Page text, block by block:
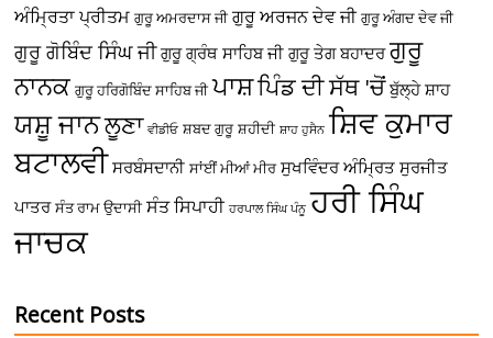
ਅੰਮ੍ਰਿਤਾ ਪ੍ਰੀਤਮ ਗੁਰੂ ਅਮਰਦਾਸ ਜੀ ਗੁਰੂ ਅਰਜਨ ਦੇਵ ਜੀ ਗੁਰੂ ਅੰਗਦ ਦੇਵ ਜੀ
ਗੁਰੂ ਗੋਬਿੰਦ ਸਿੰਘ ਜੀ ਗੁਰੂ ਗ੍ਰੰਥ ਸਾਹਿਬ ਜੀ ਗੁਰੂ ਤੇਗ ਬਹਾਦਰ ਗੁਰੂ
ਨਾਨਕ ਗੁਰੂ ਹਰਿਗੋਬਿੰਦ ਸਾਹਿਬ ਜੀ ਪਾਸ਼ਪਿੰਡ ਦੀ ਸੱਥ 'ਚੋਂ ਬੁੱਲ੍ਹੇ ਸ਼ਾਹ
ਯਸ਼ੂ ਜਾਨਲੂਣਾ ਵੀਡੀਓ ਸ਼ਬਦ ਗੁਰੂ ਸ਼ਹੀਦੀ ਸ਼ਾਹ ਹੁਸੈਨ ਸ਼ਿਵ ਕੁਮਾਰ
ਬਟਾਲਵੀ ਸਰਬੰਸਦਾਨੀ ਸਾਂਈਂ ਮੀਆਂ ਮੀਰ ਸੁਖਵਿੰਦਰ ਅੰਮ੍ਰਿਤ ਸੁਰਜੀਤ
ਪਾਤਰ ਸੰਤ ਰਾਮ ਉਦਾਸੀ ਸੰਤ ਸਿਪਾਹੀ ਹਰਪਾਲ ਸਿੰਘ ਪੰਨੂ ਹਰੀ ਸਿੰਘ
ਜਾਚਕ
Recent Posts